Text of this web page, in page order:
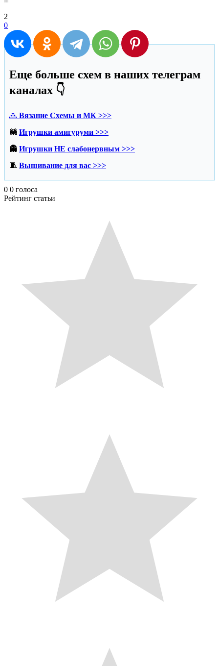
2
0
Еще больше схем в наших телеграм
каналах 👇
🙏 Вязание Схемы и МК >>>
🦝 Игрушки амигуруми >>>
👻 Игрушки НЕ слабонервным >>>
🧵 Вышивание для вас >>>
0 0 голоса
Рейтинг статьи